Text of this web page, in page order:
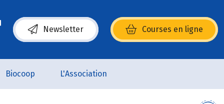
Newsletter Courses en ligne
(s’ouvre dans une nouvelle fenêtre)
Biocoop L'Association